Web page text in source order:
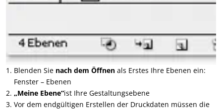
Blenden Sie nach dem Öffnen als Erstes Ihre Ebenen ein:
Fenster – Ebenen
„Meine Ebene“ist Ihre Gestaltungsebene
Vor dem endgültigen Erstellen der Druckdaten müssen die